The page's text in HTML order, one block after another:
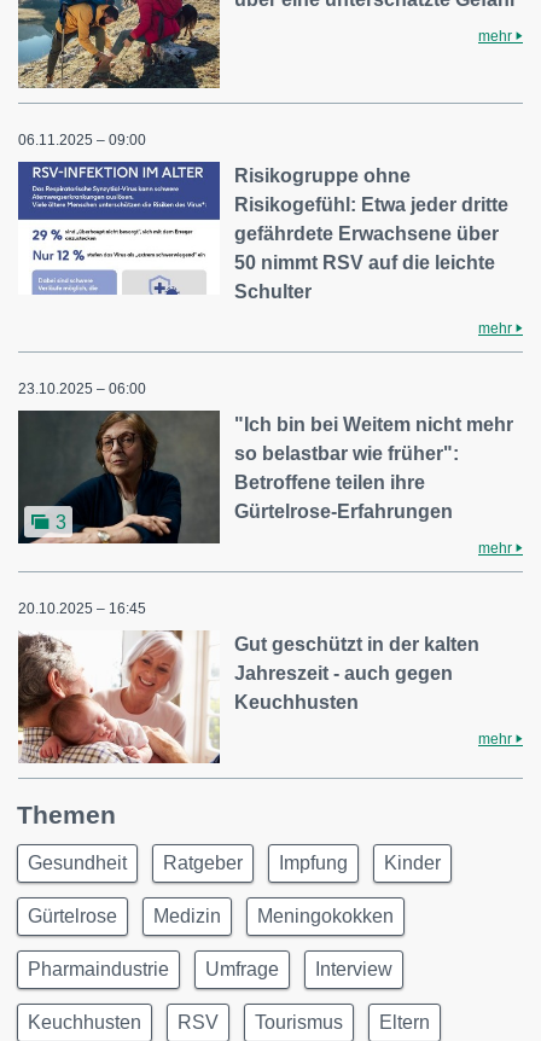
mehr
06.11.2025 – 09:00
Risikogruppe ohne
Risikogefühl: Etwa jeder dritte
gefährdete Erwachsene über
50 nimmt RSV auf die leichte
Schulter
mehr
23.10.2025 – 06:00
3
"Ich bin bei Weitem nicht mehr
so belastbar wie früher":
Betroffene teilen ihre
Gürtelrose-Erfahrungen
mehr
20.10.2025 – 16:45
Gut geschützt in der kalten
Jahreszeit - auch gegen
Keuchhusten
mehr
Themen
Gesundheit Ratgeber Impfung Kinder
Gürtelrose Medizin Meningokokken
Pharmaindustrie Umfrage Interview
Keuchhusten RSV Tourismus Eltern